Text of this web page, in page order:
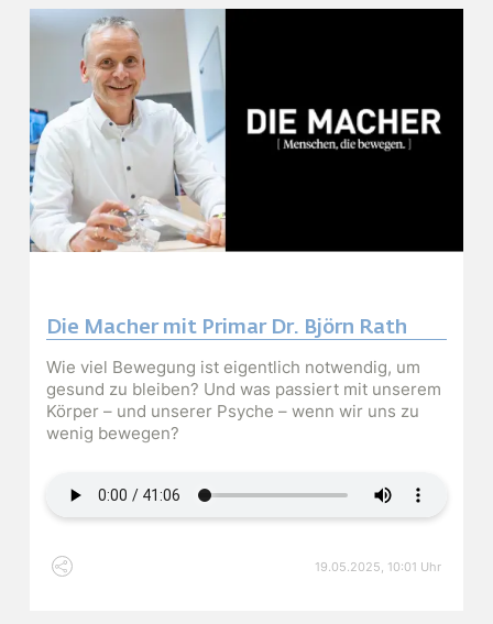
Die Macher mit Primar Dr. Björn Rath
Wie viel Bewegung ist eigentlich notwendig, um
gesund zu bleiben? Und was passiert mit unserem
Körper – und unserer Psyche – wenn wir uns zu
wenig bewegen?
19.05.2025, 10:01 Uhr